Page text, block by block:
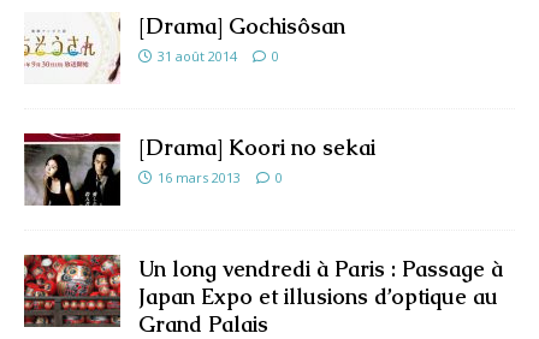
[Drama] Gochisôsan
31 août 2014 0
[Drama] Koori no sekai
16 mars 2013 0
Un long vendredi à Paris : Passage à
Japan Expo et illusions d’optique au
Grand Palais